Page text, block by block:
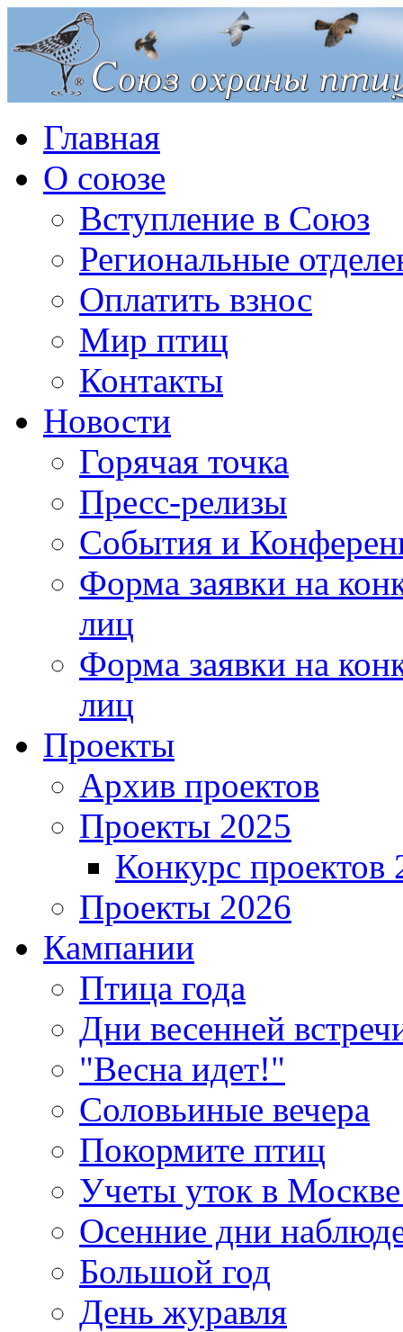
Главная
О союзе
Вступление в Союз
Региональные
Оплатить взнос
Мир птиц
Контакты
Новости
Горячая точка
Пресс-релизы
События и
Форма заявки на
лиц
Форма заявки на
лиц
Проекты
Архив проектов
Проекты 2025
Конкурс проектов
Проекты 2026
Кампании
Птица года
Дни весенней
"Весна идет!"
Соловьиные вечера
Покормите птиц
Учеты уток в
Осенние дни
Большой год
День журавля